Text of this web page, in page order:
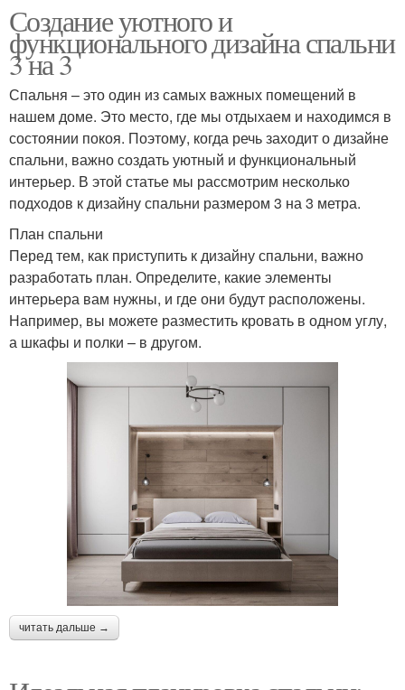
Создание уютного и
функционального дизайна спальни
3 на 3
Спальня – это один из самых важных помещений в
нашем доме. Это место, где мы отдыхаем и находимся в
состоянии покоя. Поэтому, когда речь заходит о дизайне
спальни, важно создать уютный и функциональный
интерьер. В этой статье мы рассмотрим несколько
подходов к дизайну спальни размером 3 на 3 метра.
План спальни
Перед тем, как приступить к дизайну спальни, важно
разработать план. Определите, какие элементы
интерьера вам нужны, и где они будут расположены.
Например, вы можете разместить кровать в одном углу,
а шкафы и полки – в другом.
читать дальше →